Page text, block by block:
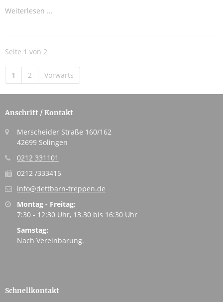
Weiterlesen …
Seite 1 von 2
1 2 Vorwärts
Anschrift / Kontakt
Merscheider Straße 160/162
42699 Solingen
0212 331101
0212 /333415
info@dettbarn-treppen.de
Montag - Freitag:
7:30 - 12:30 Uhr, 13.30 bis 16:30 Uhr
Samstag:
Nach Vereinbarung.
Schnellkontakt